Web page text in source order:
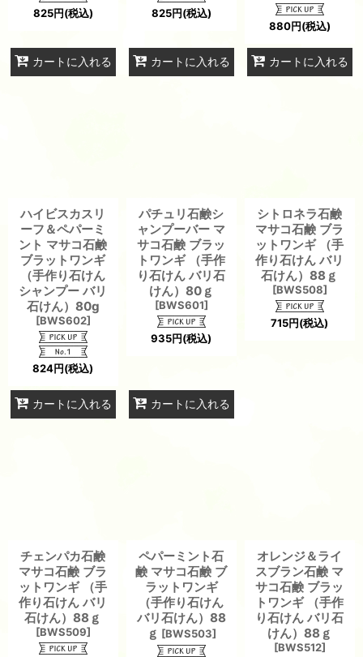
825円(税込)
カートに入れる
825円(税込)
カートに入れる
880円(税込)
カートに入れる
ハイビスカスリ
ーフ＆ペパーミ
ント マサコ石鹸
ブラットワンギ
（手作り石けん
シャンプー バリ
石けん）80g
[BWS602]
824円(税込)
カートに入れる
パチュリ石鹸シ
ャンプーバー マ
サコ石鹸 ブラッ
トワンギ （手作
り石けん バリ石
けん）80ｇ
[BWS601]
935円(税込)
カートに入れる
シトロネラ石鹸
マサコ石鹸 ブラ
ットワンギ （手
作り石けん バリ
石けん）88ｇ
[BWS508]
715円(税込)
チェンパカ石鹸
マサコ石鹸 ブラ
ットワンギ （手
作り石けん バリ
石けん）88ｇ
[BWS509]
ペパーミント石
鹸 マサコ石鹸 ブ
ラットワンギ
（手作り石けん
バリ石けん）88
ｇ [BWS503]
オレンジ＆ライ
スブラン石鹸 マ
サコ石鹸 ブラッ
トワンギ （手作
り石けん バリ石
けん）88ｇ
[BWS512]